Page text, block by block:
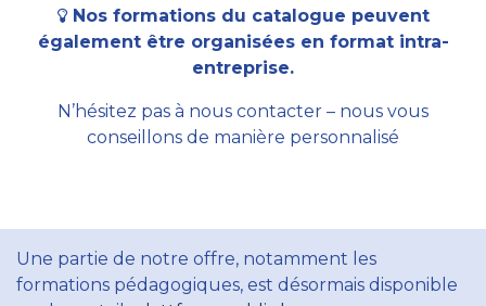
Nos formations du catalogue peuvent
également être organisées en format intra-
entreprise.
N’hésitez pas à nous contacter – nous vous
conseillons de manière personnalisé
Une partie de notre offre, notamment les
formations pédagogiques, est désormais disponible